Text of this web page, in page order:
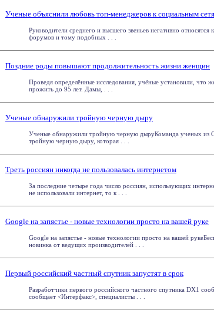
Ученые объяснили любовь топ-менеджеров к социальным
Руководители среднего и высшего звеньев негативно
форумов и тому подобных . . .
Поздние роды повышают продолжительность жизни женщин
Проведя определённые исследования, учёные установили, что
прожить до 95 лет. Дамы, . . .
Ученые обнаружили тройную черную дыру
Ученые обнаружили тройную черную дыруКоманда ученых
тройную черную дыру, которая . . .
Треть россиян никогда не пользовалась интернетом
За последние четыре года число россиян, использующих
не использовали интернет, то к . . .
Google на запястье - новые технологии просто на вашей руке
Google на запястье - новые технологии просто на вашей
новинка от ведущих производителей . . .
Первый российский частный спутник запустят в срок
Разработчики первого российского частного спутника DX1
сообщает <Интерфакс>, специалисты . . .